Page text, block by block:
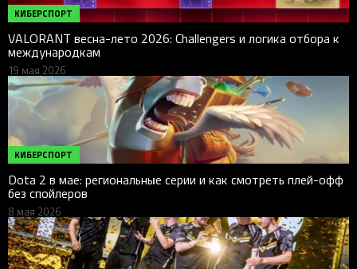
КИБЕРСПОРТ
VALORANT весна-лето 2026: Challengers и логика отбора к
международкам
19 мая 2026
КИБЕРСПОРТ
Dota 2 в мае: региональные серии и как смотреть плей-офф
без спойлеров
8 мая 2026